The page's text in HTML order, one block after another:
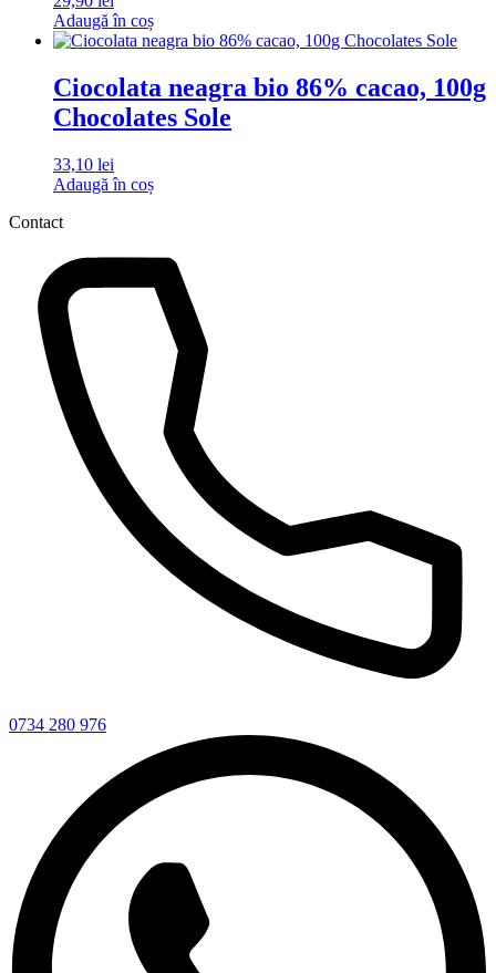
Adaugă în coș
Ciocolata neagra bio 86% cacao, 100g
Chocolates Sole
33,10 lei
Adaugă în coș
Contact
0734 280 976